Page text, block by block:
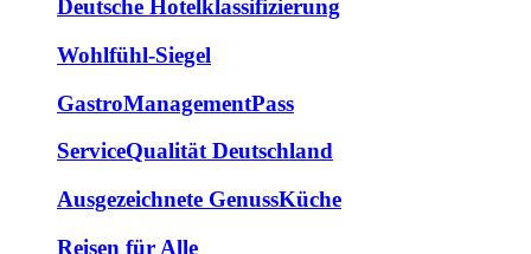
Deutsche Hotelklassifizierung
Wohlfühl-Siegel
GastroManagementPass
ServiceQualität Deutschland
Ausgezeichnete GenussKüche
Reisen für Alle